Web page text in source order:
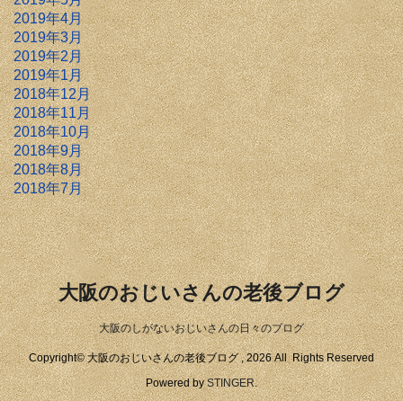
2019年4月
2019年3月
2019年2月
2019年1月
2018年12月
2018年11月
2018年10月
2018年9月
2018年8月
2018年7月
大阪のおじいさんの老後ブログ
大阪のしがないおじいさんの日々のブログ
Copyright© 大阪のおじいさんの老後ブログ , 2026 All Rights Reserved
Powered bySTINGER.